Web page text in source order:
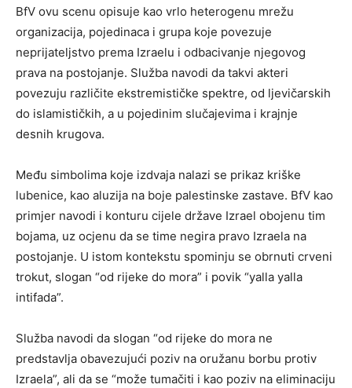
BfV ovu scenu opisuje kao vrlo heterogenu mrežu
organizacija, pojedinaca i grupa koje povezuje
neprijateljstvo prema Izraelu i odbacivanje njegovog
prava na postojanje. Služba navodi da takvi akteri
povezuju različite ekstremističke spektre, od ljevičarskih
do islamističkih, a u pojedinim slučajevima i krajnje
desnih krugova.
Među simbolima koje izdvaja nalazi se prikaz kriške
lubenice, kao aluzija na boje palestinske zastave. BfV kao
primjer navodi i konturu cijele države Izrael obojenu tim
bojama, uz ocjenu da se time negira pravo Izraela na
postojanje. U istom kontekstu spominju se obrnuti crveni
trokut, slogan “od rijeke do mora” i povik “yalla yalla
intifada”.
Služba navodi da slogan “od rijeke do mora ne
predstavlja obavezujući poziv na oružanu borbu protiv
Izraela”, ali da se “može tumačiti i kao poziv na eliminaciju